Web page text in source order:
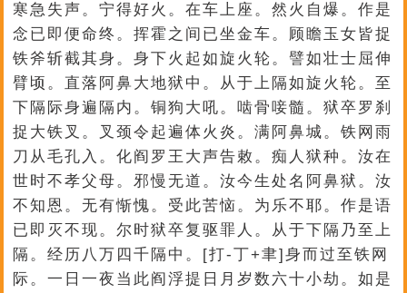
寒急失声。宁得好火。在车上座。然火自爆。作是
念已即便命终。挥霍之间已坐金车。顾瞻玉女皆捉
铁斧斩截其身。身下火起如旋火轮。譬如壮士屈伸
臂顷。直落阿鼻大地狱中。从于上隔如旋火轮。至
下隔际身遍隔内。铜狗大吼。啮骨唼髓。狱卒罗刹
捉大铁叉。叉颈令起遍体火炎。满阿鼻城。铁网雨
刀从毛孔入。化阎罗王大声告敕。痴人狱种。汝在
世时不孝父母。邪慢无道。汝今生处名阿鼻狱。汝
不知恩。无有惭愧。受此苦恼。为乐不耶。作是语
已即灭不现。尔时狱卒复驱罪人。从于下隔乃至上
隔。经历八万四千隔中。[打-丁+聿]身而过至铁网
际。一日一夜当此阎浮提日月岁数六十小劫。如是